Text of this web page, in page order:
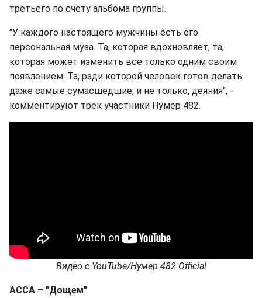
третьего по счету альбома группы.
"У каждого настоящего мужчины есть его
персональная муза. Та, которая вдохновляет, та,
которая может изменить все только одним своим
появлением. Та, ради которой человек готов делать
даже самые сумасшедшие, и не только, деяния", -
комментируют трек участники Нумер 482.
Видео сYouTube/Нумер 482 Official
АССА – "Дощем"